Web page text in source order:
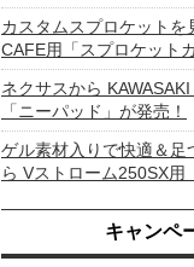
カスタムスプロケットを
CAFE用「スプロケット
ネクサスから
「ニーパッド」が発売！
ゲル素材入りで快適＆足
ら Vストローム250SX用
キャンペ